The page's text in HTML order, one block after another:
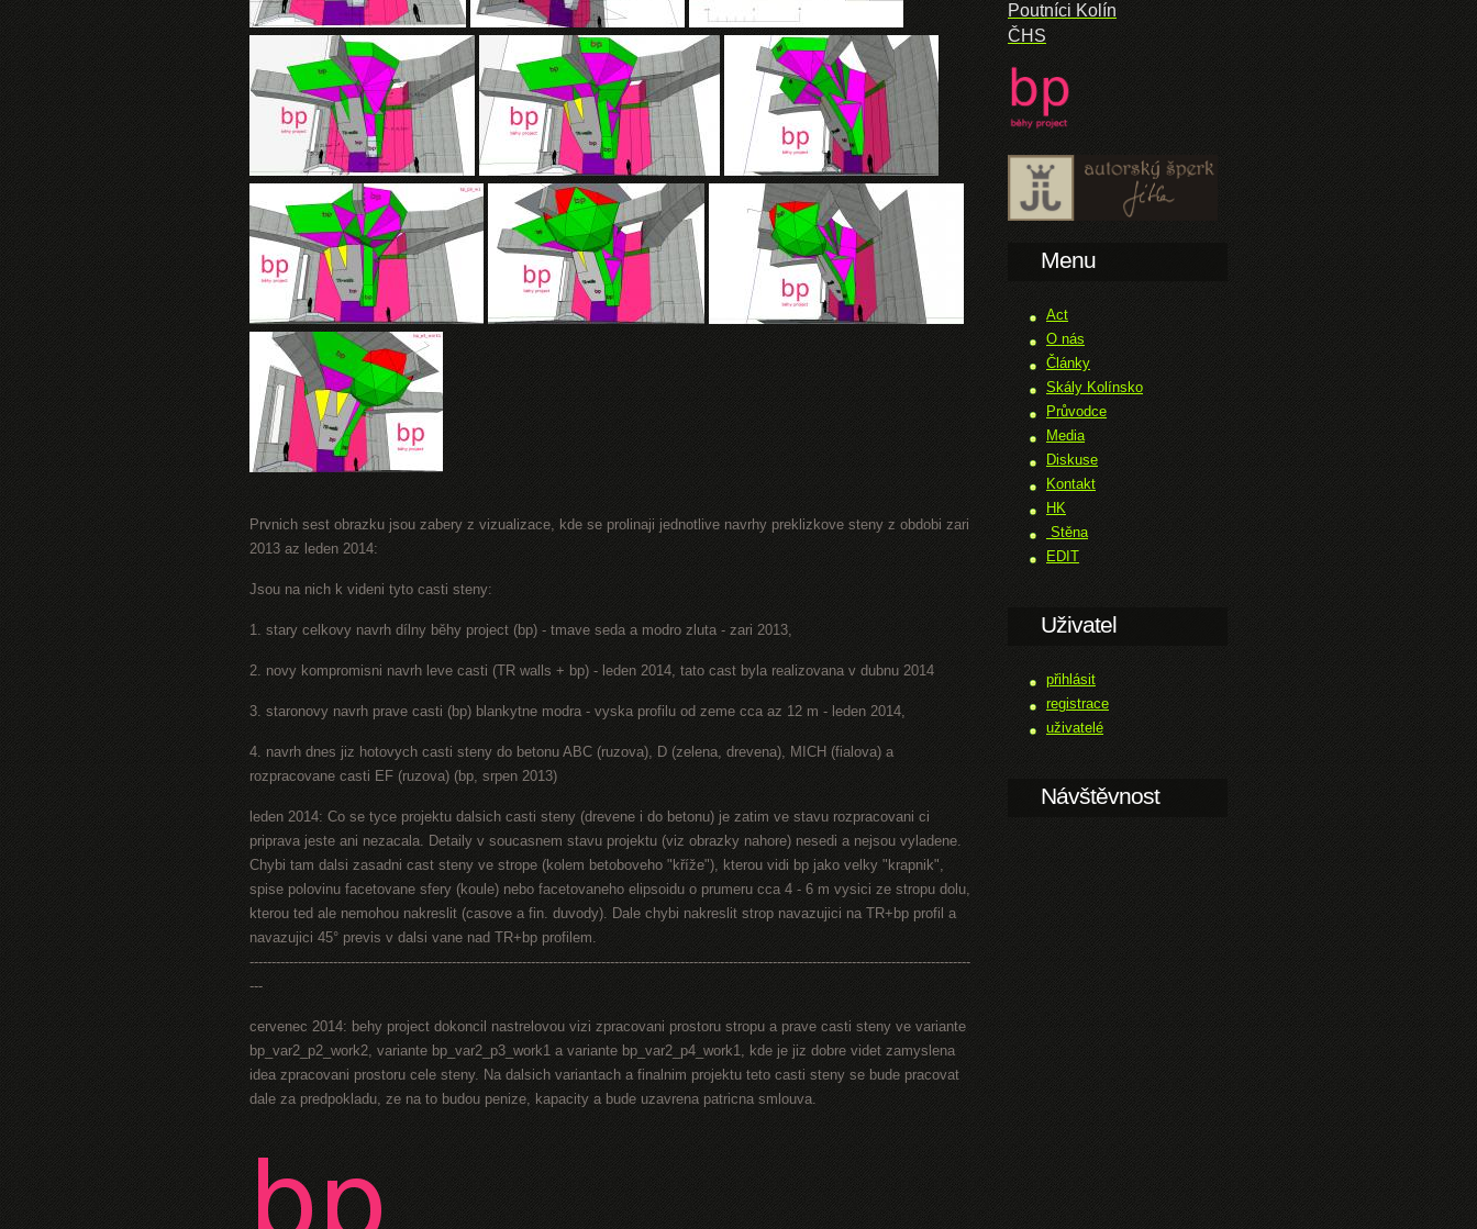
Prvnich sest obrazku jsou zabery z vizualizace, kde se prolinaji jednotlive navrhy preklizkove steny z obdobi zari
2013 az leden 2014:
Jsou na nich k videni tyto casti steny:
1. stary celkovy navrh dílny běhy project (bp) - tmave seda a modro zluta - zari 2013,
2. novy kompromisni navrh leve casti (TR walls + bp) - leden 2014, tato cast byla realizovana v dubnu 2014
3. staronovy navrh prave casti (bp) blankytne modra - vyska profilu od zeme cca az 12 m - leden 2014,
4. navrh dnes jiz hotovych casti steny do betonu ABC (ruzova), D (zelena, drevena), MICH (fialova) a
rozpracovane casti EF (ruzova) (bp, srpen 2013)
leden 2014: Co se tyce projektu dalsich casti steny (drevene i do betonu) je zatim ve stavu rozpracovani ci
priprava jeste ani nezacala. Detaily v soucasnem stavu projektu (viz obrazky nahore) nesedi a nejsou vyladene.
Chybi tam dalsi zasadni cast steny ve strope (kolem betoboveho "kříže"), kterou vidi bp jako velky "krapnik",
spise polovinu facetovane sfery (koule) nebo facetovaneho elipsoidu o prumeru cca 4 - 6 m vysici ze stropu dolu,
kterou ted ale nemohou nakreslit (casove a fin. duvody). Dale chybi nakreslit strop navazujici na TR+bp profil a
navazujici 45° previs v dalsi vane nad TR+bp profilem.
--------------------------------------------------------------------------------------------------------------------------------------------------------------------
---
cervenec 2014: behy project dokoncil nastrelovou vizi zpracovani prostoru stropu a prave casti steny ve variante
bp_var2_p2_work2, variante bp_var2_p3_work1 a variante bp_var2_p4_work1, kde je jiz dobre videt zamyslena
idea zpracovani prostoru cele steny. Na dalsich variantach a finalnim projektu teto casti steny se bude pracovat
dale za predpokladu, ze na to budou penize, kapacity a bude uzavrena patricna smlouva.
Poutníci Kolín
ČHS
Menu
Act
O nás
Články
Skály Kolínsko
Průvodce
Media
Diskuse
Kontakt
HK
Stěna
EDIT
Uživatel
přihlásit
registrace
uživatelé
Návštěvnost